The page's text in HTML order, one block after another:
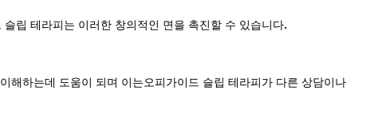
립 테라피는 이러한 창의적인 면을 촉진할 수 있습니다.
해하는데 도움이 되며 이는오피가이드 슬립 테라피가 다른 상담이나